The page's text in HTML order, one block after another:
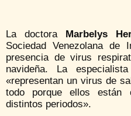
La doctora Marbelys
Sociedad Venezolana de
presencia de virus
navideña. La
«representan un virus de
todo porque ellos están
distintos periodos».